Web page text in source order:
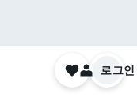
로그인